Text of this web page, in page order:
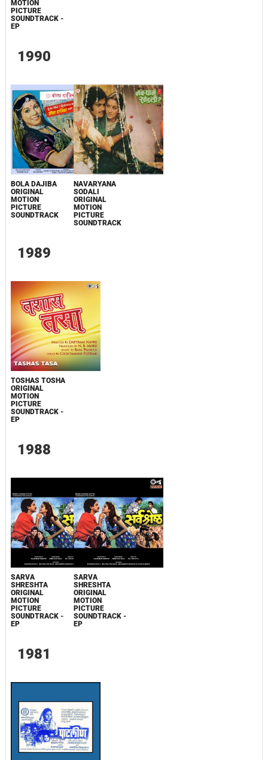
MOTION
PICTURE
SOUNDTRACK -
EP
1990
BOLA DAJIBA
ORIGINAL
MOTION
PICTURE
SOUNDTRACK
NAVARYANA
SODALI
ORIGINAL
MOTION
PICTURE
SOUNDTRACK
1989
TOSHAS TOSHA
ORIGINAL
MOTION
PICTURE
SOUNDTRACK -
EP
1988
SARVA
SHRESHTA
ORIGINAL
MOTION
PICTURE
SOUNDTRACK -
EP
SARVA
SHRESHTA
ORIGINAL
MOTION
PICTURE
SOUNDTRACK -
EP
1981